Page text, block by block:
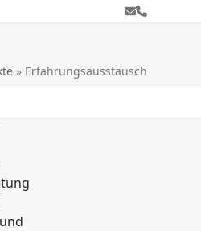
E-Telefon
» Erfahrungsausstausch